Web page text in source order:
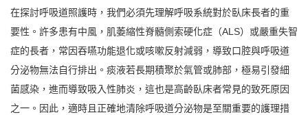
在探討呼吸道照護時，我們必須先理解呼吸系統對於臥床長者的重
要性。許多患有中風，肌萎縮性脊髓側索硬化症（ALS）或嚴重失智
症的長者，常因吞嚥功能退化或咳嗽反射減弱，導致口腔與呼吸道
分泌物無法自行排出。痰液若長期積聚於氣管或肺部，極易引發細
菌感染，進而導致吸入性肺炎，這也是高齡臥床者常見的致死原因
之一。因此，適時且正確地清除呼吸道分泌物是至關重要的護理措